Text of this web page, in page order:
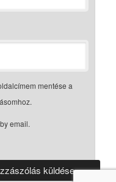
mentése a
email.